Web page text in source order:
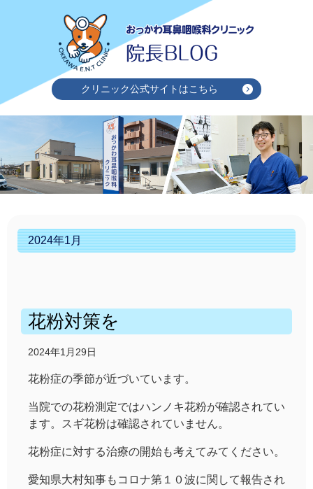
クリニック公式サイトはこちら
2024年1月
花粉対策を
2024年1月29日
花粉症の季節が近づいています。
当院での花粉測定ではハンノキ花粉が確認されてい
ます。スギ花粉は確認されていません。
花粉症に対する治療の開始も考えてみてください。
愛知県大村知事もコロナ第１０波に関して報告され